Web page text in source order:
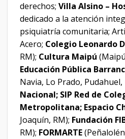
derechos; Villa Alsino –
dedicado a la atención
psiquiatría comunitaria;
Acero; Colegio Leonardo
RM); Cultura Maipú
Educación Pública
Navia, Lo Prado, Pudahuel,
Nacional; SIP Red de
Metropolitana; Espacio
Joaquín, RM); Fundación
RM); FORMARTE